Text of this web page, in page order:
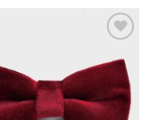
στην λίστα
επιθυμητών